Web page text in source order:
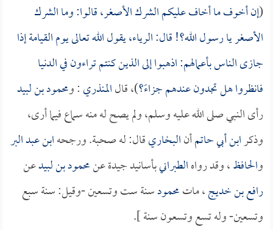
(إن أخوف ما أخاف عليكم الشرك الأصغر، قالوا: وما الشرك
الأصغر يا رسول الله؟! قال: الرياء، يقول الله تعالى يوم القيامة إذا
جازى الناس بأعمالهم: اذهبوا إلى الذين كنتم تراءون في الدنيا
فانظروا هل تجدون عندهم جزاءً؟)، قالالمنذري: ومحمود بن لبيد
رأى النبي صلى الله عليه وسلم، ولم يصح له منه سماع فيما أرى،
وذكرابن أبي حاتمأنالبخاريقال: له صحبة. ورجحهابن عبد البر
والحافظ، وقد رواهالطبرانيبأسانيد جيدة عنمحمود بن لبيدعن
رافع بن خديج، ماتمحمودسنة ست وتسعين -وقيل: سنة سبع
وتسعين- وله تسع وتسعون سنة ].